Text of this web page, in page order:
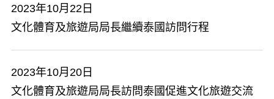
2023年10月22日
文化體育及旅遊局局長繼續泰國訪問行程
2023年10月20日
文化體育及旅遊局局長訪問泰國促進文化旅遊交流